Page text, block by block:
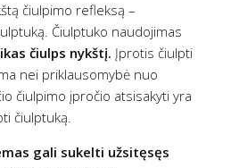
čiulpimo refleksą –
Čiulptuko naudojimas
čiulps nykštį. Įprotis čiulpti
nei priklausomybė nuo
čiulpimo įpročio atsisakyti yra
čiulptuką.
gali sukelti užsitęsęs